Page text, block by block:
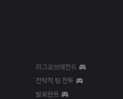
리그오브레전드
전략적 팀 전투
발로란트